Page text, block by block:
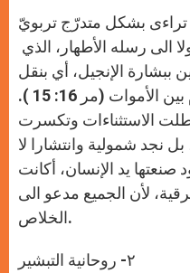
بشكل متدرّج تربويّ
الى رسله الأطهار، الذي
ببشارة الإنجيل، أي بنقل
الخبر المفرح، أن الرب قد قام بين الأموات (مر 16: 15 ).
الاستثناءات وتكسرت
بل نجد شمولية وانتشارا لا
يد الإنسان، أكانت
لأن الجميع مدعو الى
الخلاص.
٢- روحانية التبشير